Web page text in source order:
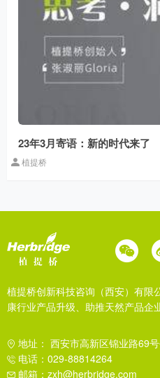
23年3月寄语：新的时代来了
植提桥
植提桥创新科技咨询（西安）有限
康行业产品升级、助推天然产品企
地址： 西安市高新区锦业路69
电话：029-88814264
邮箱：zxh@herbridge.com